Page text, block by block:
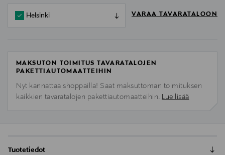
Helsinki VARAA TAVARATALOON
MAKSUTON TOIMITUS TAVARATALOJEN
PAKETTIAUTOMAATTEIHIN
Nyt kannattaa shoppailla! Saat maksuttoman toimituksen
kaikkien tavaratalojen pakettiautomaatteihin. Lue lisää
Tuotetiedot